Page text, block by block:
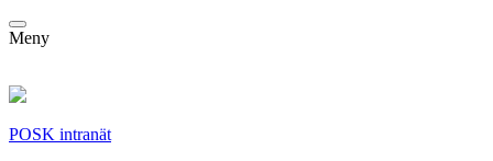
Meny
POSK intranät